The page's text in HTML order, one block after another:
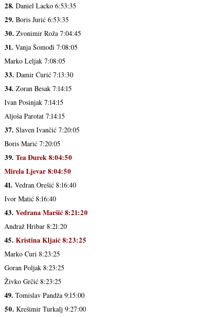
28. Daniel Lacko 6:53:35
29. Boris Jurić 6:53:35
30. Zvonimir Roža 7:04:45
31. Vanja Šomođi 7:08:05
Marko Leljak 7:08:05
33. Damir Ćurić 7:13:30
34. Zoran Besak 7:14:15
Ivan Posinjak 7:14:15
Aljoša Parotat 7:14:15
37. Slaven Ivančić 7:20:05
Boris Marić 7:20:05
39. Tea Đurek 8:04:50
Mirela Ljevar 8:04:50
41. Vedran Orešić 8:16:40
Ivor Matić 8:16:40
43. Vedrana Maršić 8:21:20
Andraž Hribar 8:21:20
45. Kristina Kljaić 8:23:25
Marko Curi 8:23:25
Goran Poljak 8:23:25
Živko Grčić 8:23:25
49. Tomislav Pandža 9:15:00
50. Krešimir Turkalj 9:27:00